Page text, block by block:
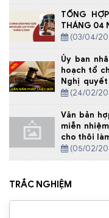
VỀ DẠY
TỔNG
THÁNG 04
(03/04/
Ủy ban
hoạch tổ
Nghị
qua tại kỳ
(24/02/
Văn bản
miễn
cho thôi
số biện
viên pháp
(05/02/
TRẮC NGHIỆM